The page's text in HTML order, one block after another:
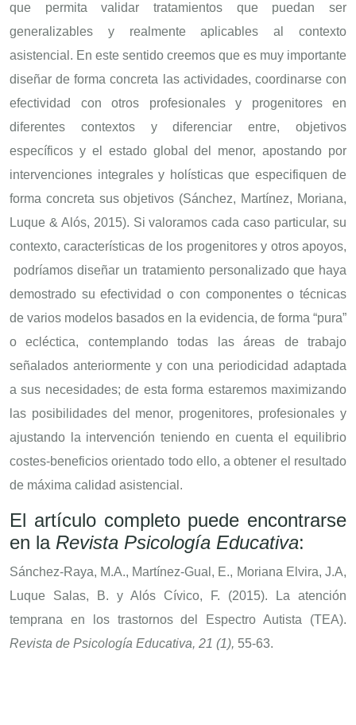
que permita validar tratamientos que puedan ser
generalizables y realmente aplicables al contexto
asistencial. En este sentido creemos que es muy importante
diseñar de forma concreta las actividades, coordinarse con
efectividad con otros profesionales y progenitores en
diferentes contextos y diferenciar entre, objetivos
específicos y el estado global del menor, apostando por
intervenciones integrales y holísticas que especifiquen de
forma concreta sus objetivos (Sánchez, Martínez, Moriana,
Luque & Alós, 2015). Si valoramos cada caso particular, su
contexto, características de los progenitores y otros apoyos,
podríamos diseñar un tratamiento personalizado que haya
demostrado su efectividad o con componentes o técnicas
de varios modelos basados en la evidencia, de forma “pura”
o ecléctica, contemplando todas las áreas de trabajo
señalados anteriormente y con una periodicidad adaptada
a sus necesidades; de esta forma estaremos maximizando
las posibilidades del menor, progenitores, profesionales y
ajustando la intervención teniendo en cuenta el equilibrio
costes-beneficios orientado todo ello, a obtener el resultado
de máxima calidad asistencial.
El artículo completo puede encontrarse
en la Revista Psicología Educativa:
Sánchez-Raya, M.A., Martínez-Gual, E., Moriana Elvira, J.A,
Luque Salas, B. y Alós Cívico, F. (2015). La atención
temprana en los trastornos del Espectro Autista (TEA).
Revista de Psicología Educativa, 21 (1), 55-63.